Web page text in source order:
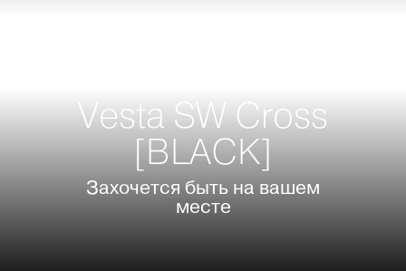
Vesta SW Cross
[BLACK]
Захочется быть на вашем
месте